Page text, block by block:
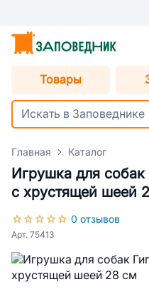
Товары
Главная Каталог
Игрушка для
с хрустящей шеей
0 отзывов
Арт. 75413